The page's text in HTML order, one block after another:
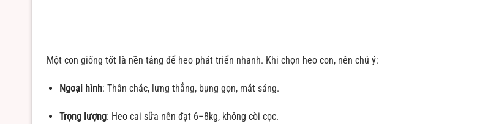
Một con giống tốt là nền tảng để heo phát triển nhanh. Khi chọn heo con, nên chú ý:
Ngoại hình: Thân chắc, lưng thẳng, bụng gọn, mắt sáng.
Trọng lượng: Heo cai sữa nên đạt 6–8kg, không còi cọc.